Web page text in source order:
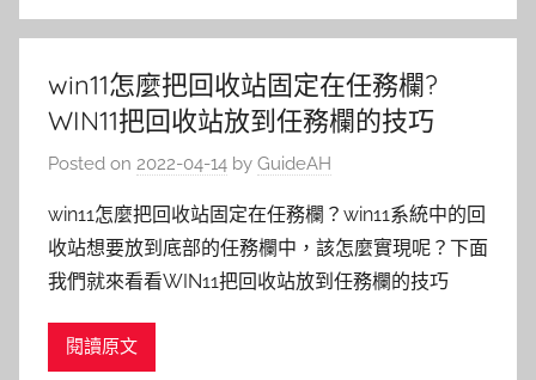
win11怎麼把回收站固定在任務欄?
WIN11把回收站放到任務欄的技巧
Posted on 2022-04-14 by GuideAH
win11怎麼把回收站固定在任務欄？win11系統中的回
收站想要放到底部的任務欄中，該怎麼實現呢？下面
我們就來看看WIN11把回收站放到任務欄的技巧
閱讀原文